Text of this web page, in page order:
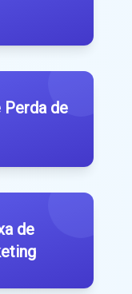
Perda de
de